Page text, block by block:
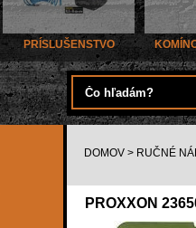
PRÍSLUŠENSTVO
DOMOV > RUČNÉ
PROXXON